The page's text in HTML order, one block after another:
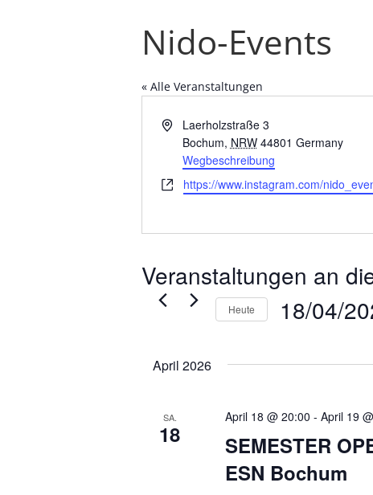
Nido-Events
« Alle Veranstaltungen
AdresseLaerholzstraße 3
Bochum, NRW 44801 Germany
Wegbeschreibung
Webseitehttps://www.instagram.com/
Veranstaltungen an
Heute 18/04/
April 2026
SA.
18
SEMESTER
ESN Bochum
April 18 @ 20:00 -April 19